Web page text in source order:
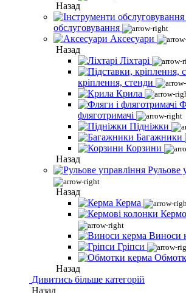
Назад
обслуговування
Аксесуари
Назад
Ліхтарі
кріплення, стенди
Крила
фляготримачі
Підніжки
Багажники
Корзини
Назад
Рульове
Назад
Керма
Виноси
Гріпси
Назад
Дивитись більше категорій
Назад